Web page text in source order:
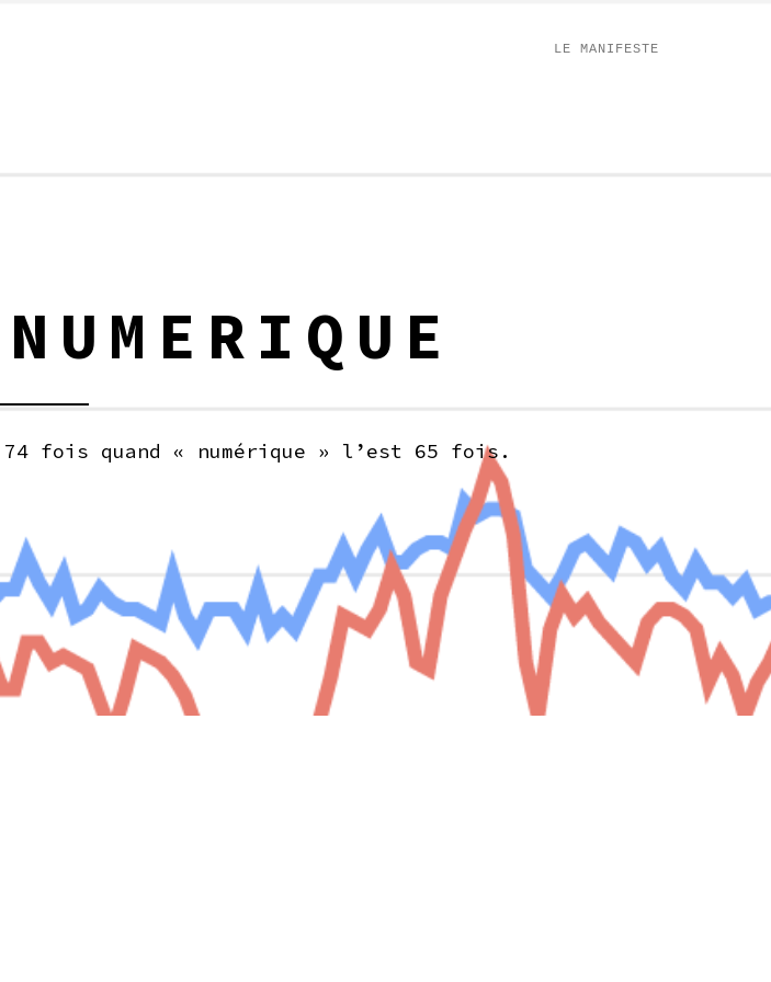
LE MANIFESTE
fois quand « numérique » l’est 65 fois.